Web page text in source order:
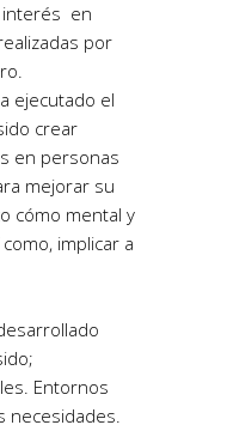
interés en
por
ejecutado el
crear
en personas
mejorar su
cómo mental y
implicar a
Entornos
necesidades.